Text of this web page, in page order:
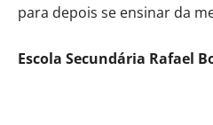
para depois se ensinar da
Escola Secundária Rafael